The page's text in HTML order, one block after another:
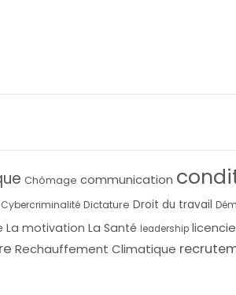
Chômage communication
Cybercriminalité Dictature Droit du travail
La motivation La Santé leadership
Rechauffement Climatique